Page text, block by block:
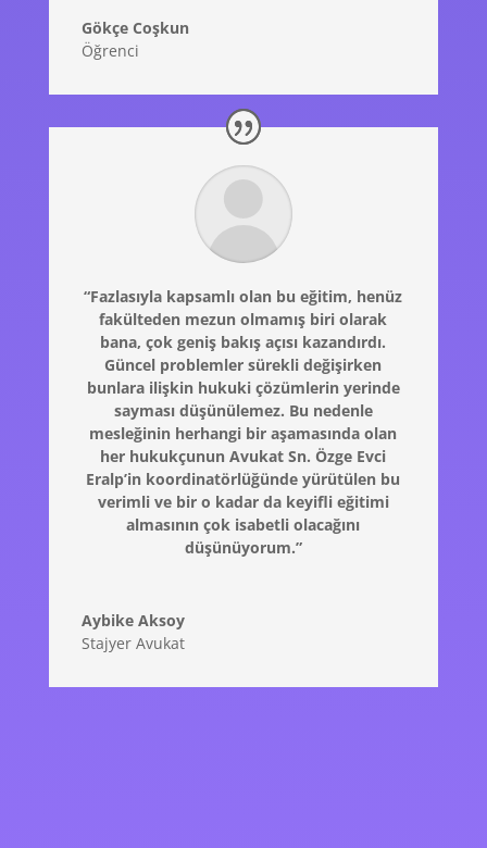
Gökçe Coşkun
Öğrenci
“Fazlasıyla kapsamlı olan bu eğitim, henüz
fakülteden mezun olmamış biri olarak
bana, çok geniş bakış açısı kazandırdı.
Güncel problemler sürekli değişirken
bunlara ilişkin hukuki çözümlerin yerinde
sayması düşünülemez. Bu nedenle
mesleğinin herhangi bir aşamasında olan
her hukukçunun Avukat Sn. Özge Evci
Eralp’in koordinatörlüğünde yürütülen bu
verimli ve bir o kadar da keyifli eğitimi
almasının çok isabetli olacağını
düşünüyorum.”
Aybike Aksoy
Stajyer Avukat